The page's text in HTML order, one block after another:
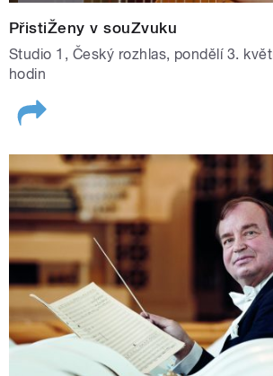
PřistiŽeny v souZvuku
Studio 1, Český rozhlas, pondělí 3.
hodin